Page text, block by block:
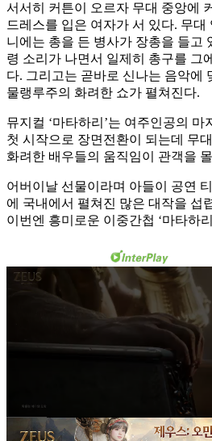
서서히 커튼이 오르자 무대 중앙에
드레스를 입은 여자가 서 있다. 무대
니에는 총을 든 병사가 장총을 들고
령 소리가 나면서 일제히 총구를 그
다. 그리고는 곧바로 신나는 음악에
물랭루주의 화려한 쇼가 펼쳐진다.
뮤지컬 ‘마타하리’는 여주인공의
첫 시작으로 장면전환이 되는데 무
화려한 배우들의 움직임이 관객을
어버이날 선물이라며 아들이 공연
에 국내에서 펼쳐진 많은 대작을 섭
이번엔 흥미로운 이중간첩 ‘마타하